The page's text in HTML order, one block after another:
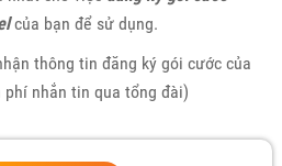
của bạn để sử dụng.
thông tin đăng ký gói cước của
nhắn tin qua tổng đài)